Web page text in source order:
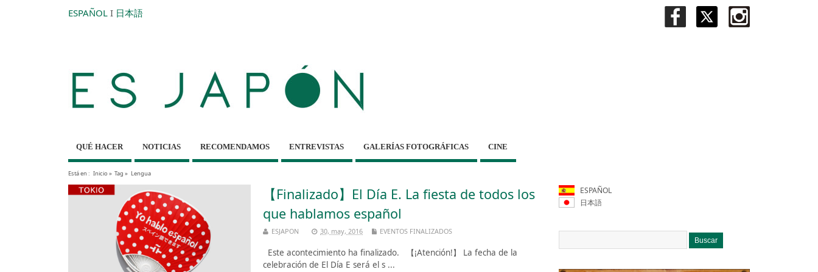
ESPAÑOL I 日本語
QUÉ HACER NOTICIAS RECOMENDAMOS ENTREVISTAS GALERÍAS FOTOGRÁFICAS CINE
Está en : Inicio» Tag » Lengua
【Finalizado】El Día E. La fiesta de todos los
que hablamos español
ESJAPON 30, may, 2016 EVENTOS FINALIZADOS
Este acontecimiento ha finalizado. 【¡Atención!】 La fecha de la
celebración de El Día E será el s ...
ESPAÑOL
日本語